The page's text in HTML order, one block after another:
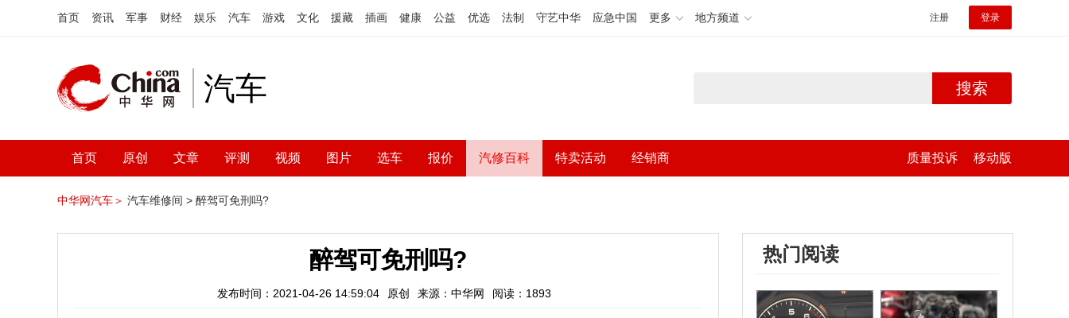
首页 资讯 军事 财经 娱乐 汽车 游戏 文化 援藏 插画 健康 公益 优选 法制 守艺中华 应急中国 更多 地方频道 注册 登录
汽车 搜索
首页 原创 文章 评测 视频 图片 选车 报价 汽修百科 特卖活动 经销商 质量投诉 移动版
中华网汽车＞ 汽车维修间 > 醉驾可免刑吗?
醉驾可免刑吗?
发布时间：2021-04-26 14:59:04 原创 来源：中华网 阅读：1893
热门阅读